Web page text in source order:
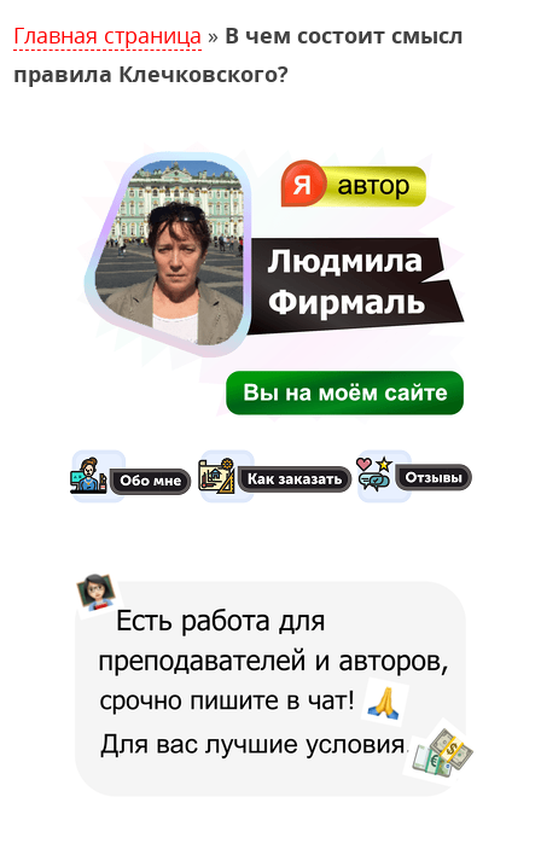
Главная страница » В чем состоит смысл
правила Клечковского?